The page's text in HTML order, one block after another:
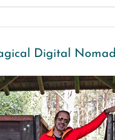
Digital Nomad